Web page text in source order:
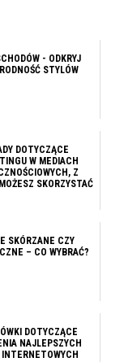
- ODKRYJ
STYLÓW
DOTYCZĄCE
W MEDIACH
Z
SKORZYSTAĆ
SKÓRZANE CZY
– CO WYBRAĆ?
DOTYCZĄCE
NAJLEPSZYCH